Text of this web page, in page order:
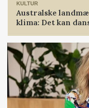
KULTUR
Australske
klima: Det kan